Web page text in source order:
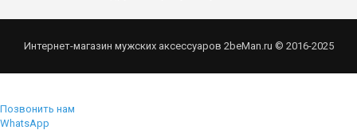
Интернет-магазин мужских аксессуаров 2beMan.ru © 2016-2025
Позвонить нам
WhatsApp